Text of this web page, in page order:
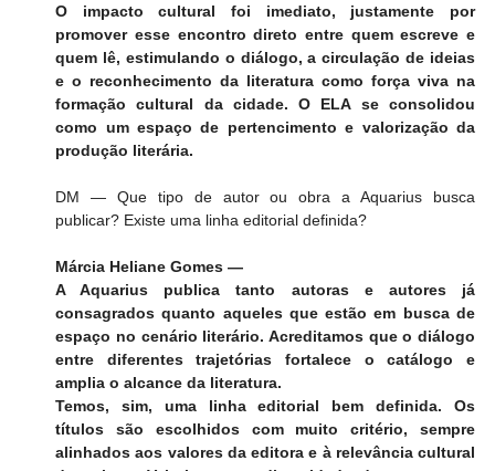
O impacto cultural foi imediato, justamente por
promover esse encontro direto entre quem escreve e
quem lê, estimulando o diálogo, a circulação de ideias
e o reconhecimento da literatura como força viva na
formação cultural da cidade. O ELA se consolidou
como um espaço de pertencimento e valorização da
produção literária.
DM — Que tipo de autor ou obra a Aquarius busca
publicar? Existe uma linha editorial definida?
Márcia Heliane Gomes —
A Aquarius publica tanto autoras e autores já
consagrados quanto aqueles que estão em busca de
espaço no cenário literário. Acreditamos que o diálogo
entre diferentes trajetórias fortalece o catálogo e
amplia o alcance da literatura.
Temos, sim, uma linha editorial bem definida. Os
títulos são escolhidos com muito critério, sempre
alinhados aos valores da editora e à relevância cultural